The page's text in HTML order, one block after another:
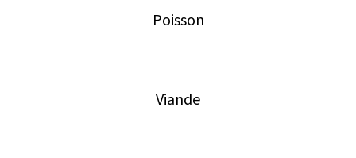
Poisson
Viande